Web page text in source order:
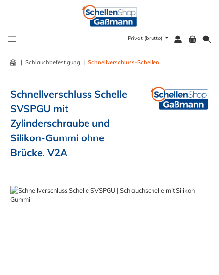
Privat (brutto)
| Schlauchbefestigung | Schnellverschluss-Schellen
Schnellverschluss Schelle
SVSPGU mit
Zylinderschraube und
Silikon-Gummi ohne
Brücke, V2A
Bildergalerie überspringen